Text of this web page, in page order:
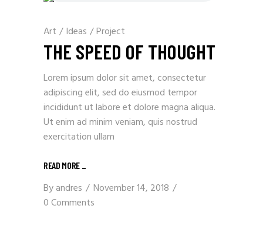
Art / Ideas /Project
THE SPEED OF THOUGHT
Lorem ipsum dolor sit amet, consectetur
adipiscing elit, sed do eiusmod tempor
incididunt ut labore et dolore magna aliqua.
Ut enim ad minim veniam, quis nostrud
exercitation ullam
READ MORE _
Byandres
November 14, 2018
0 Comments